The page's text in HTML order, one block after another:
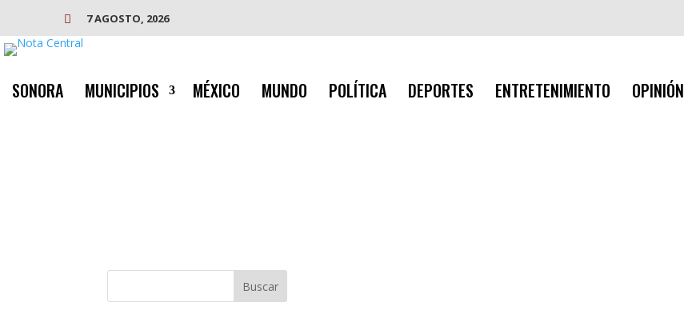
 7 AGOSTO, 2026
SONORA MUNICIPIOS MÉXICO MUNDO POLÍTICA DEPORTES ENTRETENIMIENTO OPINIÓN
Buscar